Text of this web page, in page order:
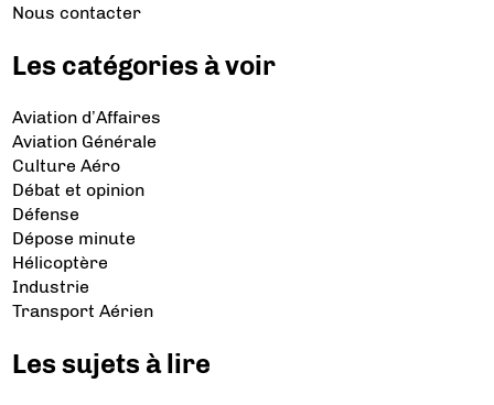
Nous contacter
Les catégories à voir
Aviation d’Affaires
Aviation Générale
Culture Aéro
Débat et opinion
Défense
Dépose minute
Hélicoptère
Industrie
Transport Aérien
Les sujets à lire